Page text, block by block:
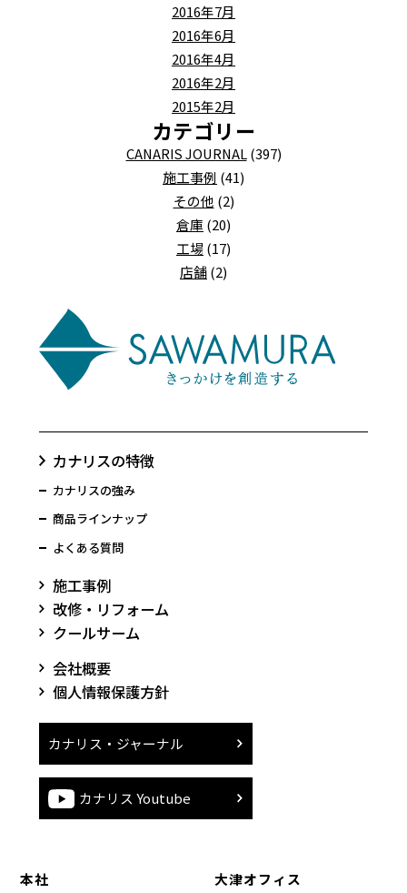
2016年7月
2016年6月
2016年4月
2016年2月
2015年2月
カテゴリー
CANARIS JOURNAL(397)
施工事例 (41)
その他 (2)
倉庫(20)
工場(17)
店舗(2)
カナリスの特徴
カナリスの強み
商品ラインナップ
よくある質問
施工事例
改修・リフォーム
クールサーム
会社概要
個人情報保護方針
カナリス・ジャーナル
カナリス Youtube
本社 大津オフィス